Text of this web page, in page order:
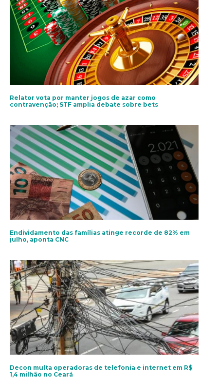
Relator vota por manter jogos de azar como
contravenção; STF amplia debate sobre bets
Endividamento das famílias atinge recorde de 82% em
julho, aponta CNC
Decon multa operadoras de telefonia e internet em R$
1,4 milhão no Ceará